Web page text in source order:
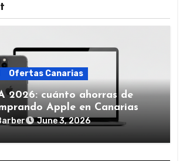
Ofertas Canarias
2026: cuánto ahorras de
Apple en Canarias
June 3, 2026